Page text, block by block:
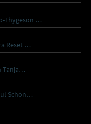
Thygeson …
Reset …
Tanja…
Schon…